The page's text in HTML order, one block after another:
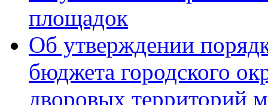
площадок
Об утверждении
бюджета городского
дворовых территорий